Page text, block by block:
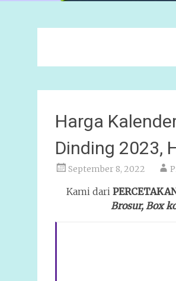
Harga
Dinding 2023,
September 8, 2022
Kami dari
Brosur, Box